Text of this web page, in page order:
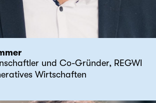
und Co-Gründer, REGWI
Wirtschaften